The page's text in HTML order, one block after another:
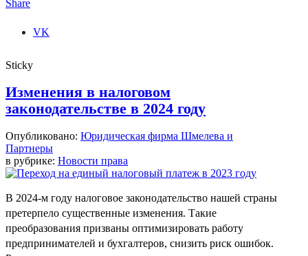
Share
VK
Sticky
Изменения в налоговом
законодательстве в 2024 году
Опубликовано: Юридическая фирма Шмелева и
Партнеры
в рубрике: Новости права
В 2024-м году налоговое законодательство нашей страны
претерпело существенные изменения. Такие
преобразования призваны оптимизировать работу
предпринимателей и бухгалтеров, снизить риск ошибок.